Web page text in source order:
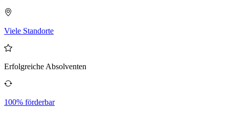
Viele Standorte
Erfolgreiche Absolventen
100% förderbar